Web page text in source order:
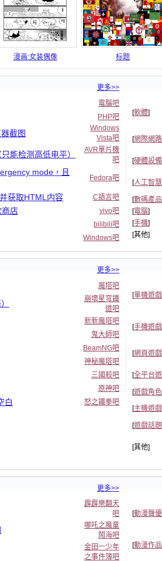
漫画:女装偶像 标题
更多>>
電腦吧
PHP吧
截图
Windows
Vista吧
能检测高低电平）
AVR單片機
吧
mode，且
Fedora吧
获取HTML内容 C語言吧
商店 vivo吧
bilibili吧
Windows吧
[軟體]
[網際網路
[硬體設備
[人工智慧
[數碼產品
[電腦]
[手機]
[其他]
更多>>
魔塔吧
崩壞星穹鐵
道吧
新新魔塔吧
鬼大師吧
BeamNG吧
神秘魔塔吧
三國殺吧
原神吧
白 怒之鐵拳吧
[單機遊戲
[手機遊戲
[網頁遊戲
[全平台
[遊戲角色
[主機遊戲
[遊戲話題
[其他]
更多>>
霹霹樂翻天
吧
哪吒之魔童
鬧海吧
金田一少年
之事件簿吧
[動漫聲優
[動漫作品